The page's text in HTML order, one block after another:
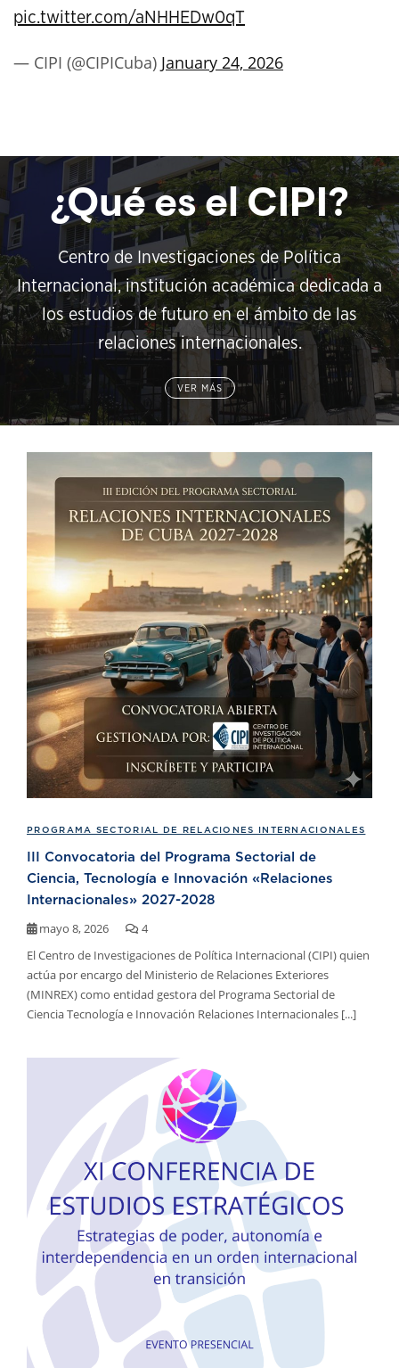
pic.twitter.com/aNHHEDw0qT
— CIPI (@CIPICuba) January 24, 2026
¿Qué es el CIPI?
Centro de Investigaciones de Política
Internacional, institución académica dedicada a
los estudios de futuro en el ámbito de las
relaciones internacionales.
VER MÁS
PROGRAMA SECTORIAL DE RELACIONES INTERNACIONALES
III Convocatoria del Programa Sectorial de
Ciencia, Tecnología e Innovación «Relaciones
Internacionales» 2027-2028
mayo 8, 2026
4
El Centro de Investigaciones de Política Internacional (CIPI) quien
actúa por encargo del Ministerio de Relaciones Exteriores
(MINREX) como entidad gestora del Programa Sectorial de
Ciencia Tecnología e Innovación Relaciones Internacionales [...]